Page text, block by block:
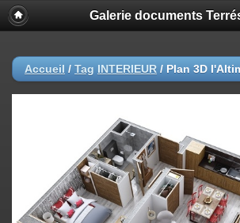
Galerie documents
Accueil / Tag INTERIEUR / Plan 3D